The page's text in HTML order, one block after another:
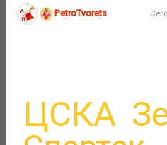
PetroTvorets
ЦСКА